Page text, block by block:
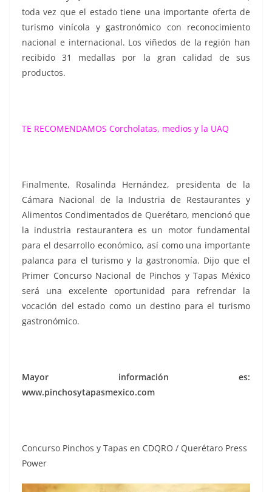
toda vez que el estado tiene una importante oferta de
turismo vinícola y gastronómico con reconocimiento
nacional e internacional. Los viñedos de la región han
recibido 31 medallas por la gran calidad de sus
productos.
TE RECOMENDAMOS Corcholatas, medios y la UAQ
Finalmente, Rosalinda Hernández, presidenta de la
Cámara Nacional de la Industria de Restaurantes y
Alimentos Condimentados de Querétaro, mencionó que
la industria restaurantera es un motor fundamental
para el desarrollo económico, así como una importante
palanca para el turismo y la gastronomía. Dijo que el
Primer Concurso Nacional de Pinchos y Tapas México
será una excelente oportunidad para refrendar la
vocación del estado como un destino para el turismo
gastronómico.
Mayor información es:
www.pinchosytapasmexico.com
Concurso Pinchos y Tapas en CDQRO / Querétaro Press
Power